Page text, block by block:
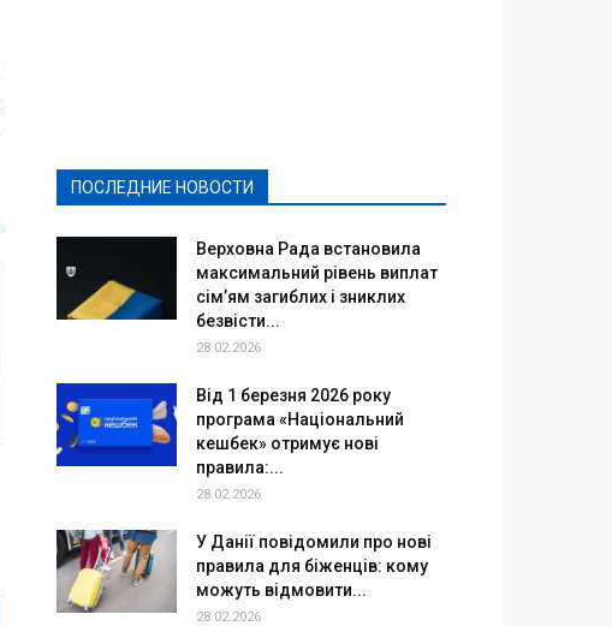
ПОСЛЕДНИЕ НОВОСТИ
Верховна Рада встановила
максимальний рівень виплат
сім’ям загиблих і зниклих
безвісти...
28.02.2026
Від 1 березня 2026 року
програма «Національний
кешбек» отримує нові
правила:...
28.02.2026
У Данії повідомили про нові
правила для біженців: кому
можуть відмовити...
28.02.2026